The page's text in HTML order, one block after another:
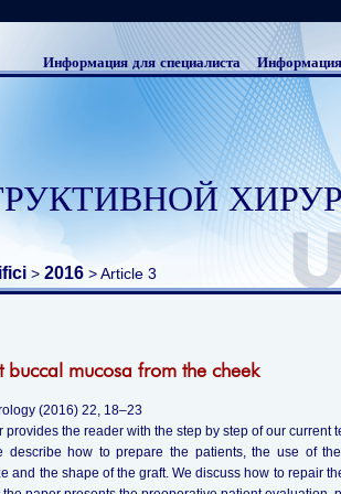
Информация для специалиста
> 2016 > Article 3
buccal mucosa from the cheek
(2016) 22, 18–23
provides the reader with the step by step of our current
describe how to prepare the patients, the use of
and the shape of the graft. We discuss how to repair